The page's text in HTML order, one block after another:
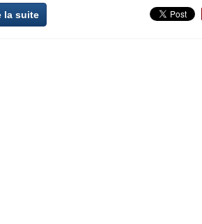
la suite